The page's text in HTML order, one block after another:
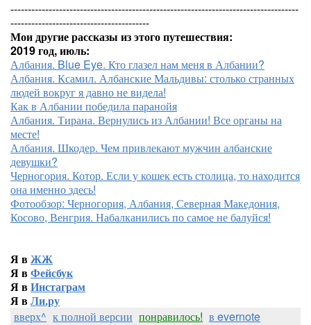
-----------------------------------------------------------------------------------
----------------------------------------
Мои другие рассказы из этого путешествия:
2019 год, июль:
Албания. Blue Eye. Кто глазел нам меня в Албании?
Албания. Ксамил. Албанские Мальдивы: столько странных
людей вокруг я давно не видела!
Как в Албании победила паранойя
Албания. Тирана. Вернулись из Албании! Все органы на
месте!
Албания. Шкодер. Чем привлекают мужчин албанские
девушки?
Черногория. Котор. Если у кошек есть столица, то находится
она именно здесь!
Фотообзор: Черногория, Албания, Северная Македония,
Косово, Венгрия. Набалканились по самое не балуйся!
Я вЖЖ
Я вФейсбук
Я вИнстаграм
Я вЛи.ру
вверх^ к полной версии понравилось! в evernote